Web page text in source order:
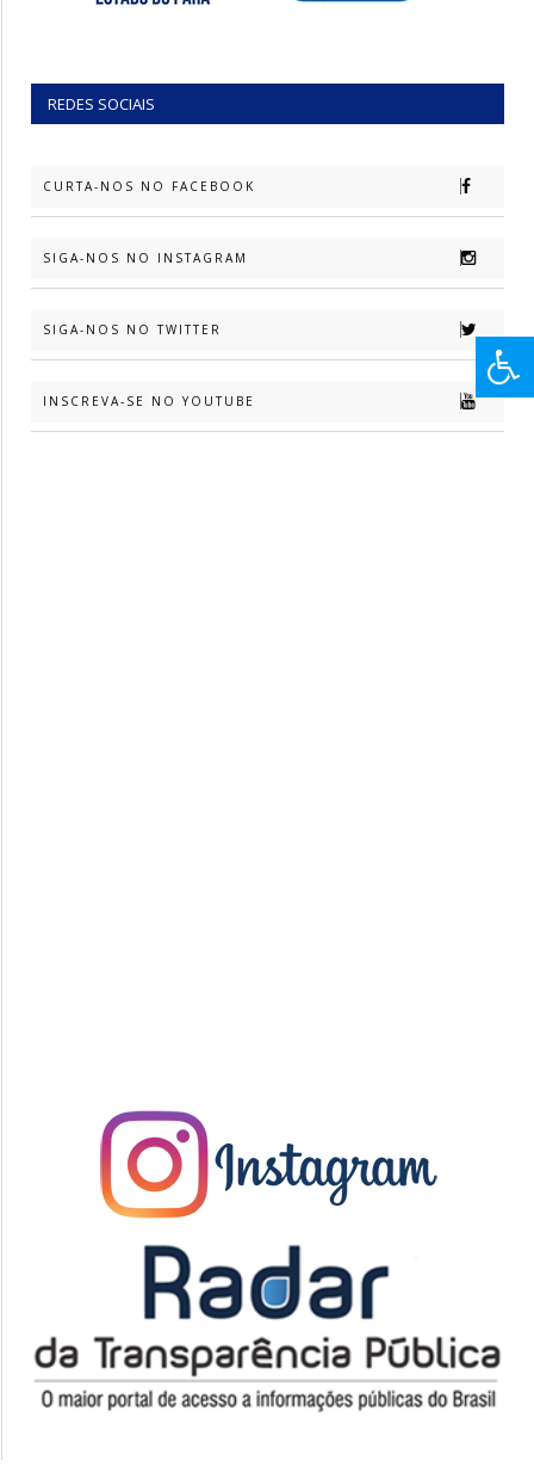
REDES SOCIAIS
CURTA-NOS NO FACEBOOK
SIGA-NOS NO INSTAGRAM
SIGA-NOS NO TWITTER
INSCREVA-SE NO YOUTUBE